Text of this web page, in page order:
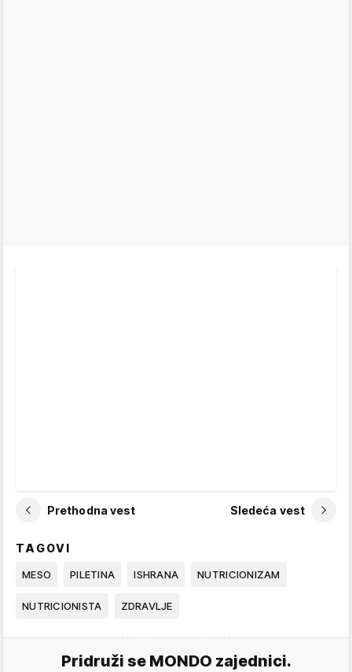
Prethodna vest Sledeća vest
TAGOVI
MESO PILETINA ISHRANA NUTRICIONIZAM
NUTRICIONISTA ZDRAVLJE
Pridruži se MONDO zajednici.